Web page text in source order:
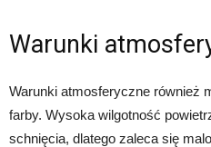
Warunki
Warunki atmosferyczne również
farby. Wysoka wilgotność
schnięcia, dlatego zaleca się